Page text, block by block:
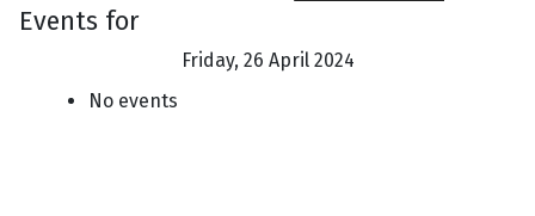
Events for
Friday, 26 April 2024
No events